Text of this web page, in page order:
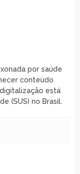
por saúde
conteúdo
está
(SUS) no Brasil.